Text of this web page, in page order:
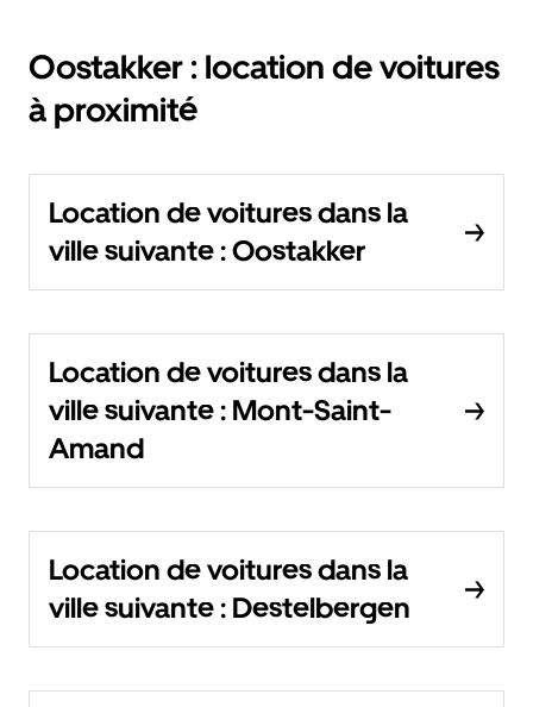
Oostakker : location de voitures
à proximité
Location de voitures dans la
ville suivante : Oostakker
Location de voitures dans la
ville suivante : Mont-Saint-
Amand
Location de voitures dans la
ville suivante : Destelbergen